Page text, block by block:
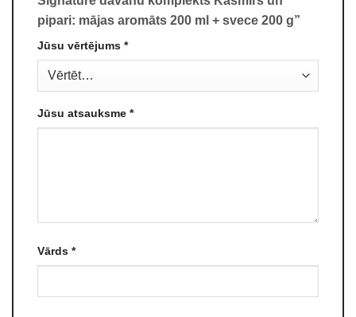
pipari: mājas aromāts 200 ml + svece 200 g”
Jūsu vērtējums *
Jūsu atsauksme *
Vārds *